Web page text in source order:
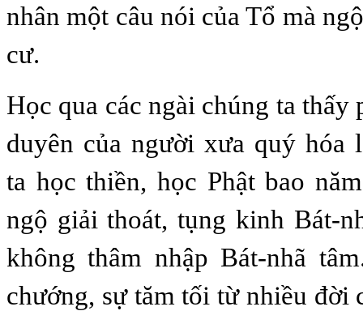
nhân một câu nói của Tổ mà
cư.
Học qua các ngài chúng ta thấy
duyên của người xưa quý hóa
ta học thiền, học Phật bao
ngộ giải thoát, tụng kinh Bát-
không thâm nhập Bát-nhã
chướng, sự tăm tối từ nhiều đời